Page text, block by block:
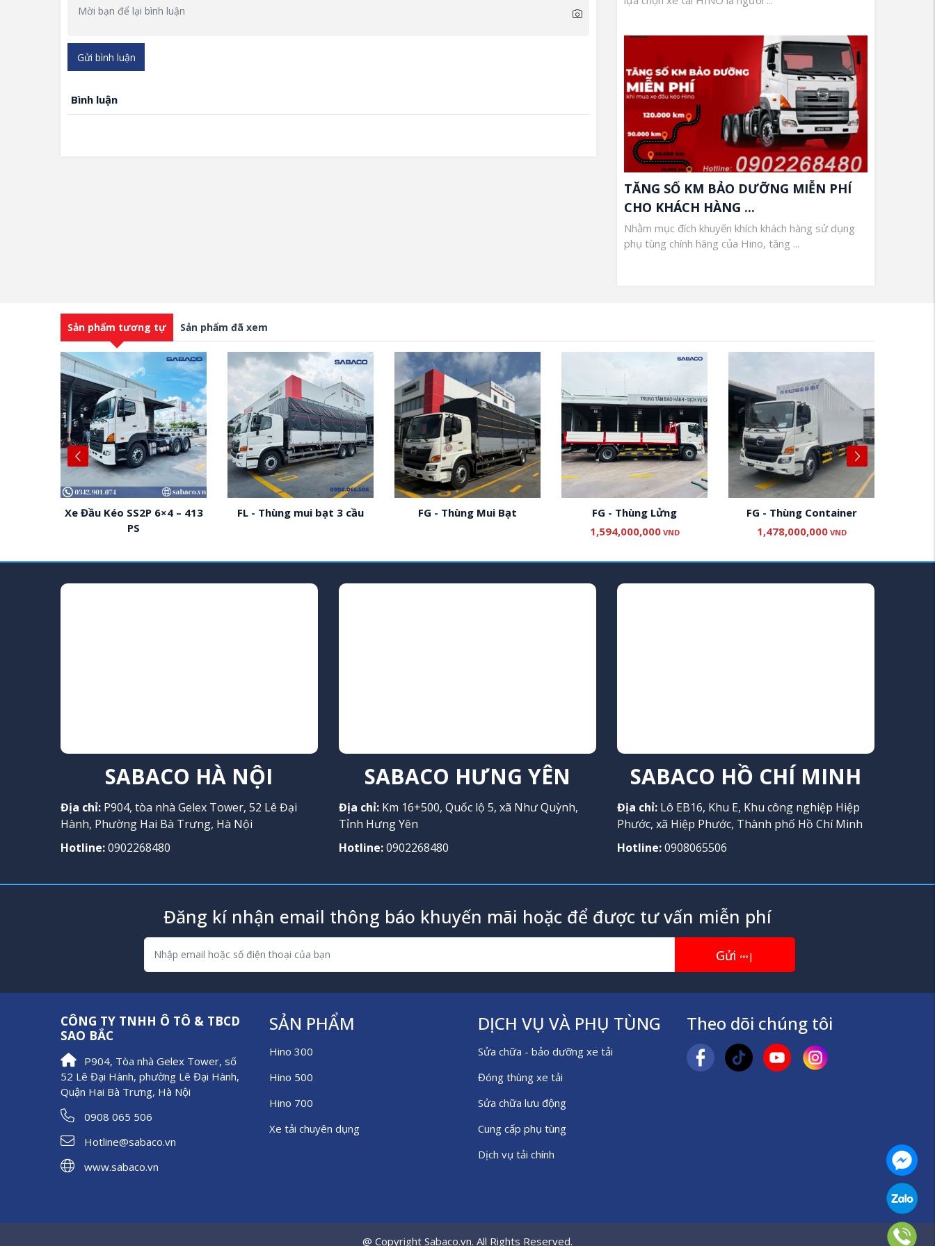
Gửi bình luận
Bình luận
TĂNG SỐ KM BẢO DƯỠNG MIỄN PHÍ
CHO KHÁCH HÀNG ...
Nhằm mục đích khuyến khích khách hàng sử dụng
phụ tùng chính hãng của Hino, tăng ...
Sản phẩm tương tự Sản phẩm đã xem
Xe Đầu Kéo SS2P 6×4 – 413
PS
FL - Thùng mui bạt 3 cầu FG - Thùng Mui Bạt
FG - Thùng Lửng
1,594,000,000 VND
FG - Thùng Container
1,478,000,000 VND
SABACO HÀ NỘI
Địa chỉ: P904, tòa nhà Gelex Tower, 52 Lê Đại
Hành, Phường Hai Bà Trưng, Hà Nội
Hotline:0902268480
SABACO HƯNG YÊN
Địa chỉ:Km 16+500, Quốc lộ 5, xã Như Quỳnh,
Tỉnh Hưng Yên
Hotline:0902268480
SABACO HỒ CHÍ MINH
Địa chỉ:Lô EB16, Khu E, Khu công nghiệp Hiệp
Phước, xã Hiệp Phước, Thành phố Hồ Chí Minh
Hotline:0908065506
Đăng kí nhận email thông báo khuyến mãi hoặc để được tư vấn miễn phí
Gửi |
CÔNG TY TNHH Ô TÔ & TBCD
SAO BẮC
P904, Tòa nhà Gelex Tower, số
52 Lê Đại Hành, phường Lê Đại Hành,
Quận Hai Bà Trưng, Hà Nội
0908 065 506
Hotline@sabaco.vn
www.sabaco.vn
SẢN PHẨM
Hino 300
Hino 500
Hino 700
Xe tải chuyên dụng
DỊCH VỤ VÀ PHỤ TÙNG
Sửa chữa - bảo dưỡng xe tải
Đóng thùng xe tải
Sửa chữa lưu động
Cung cấp phụ tùng
Dịch vụ tải chính
Theo dõi chúng tôi
@ Copyright Sabaco.vn. All Rights Reserved.
Zalo
Số